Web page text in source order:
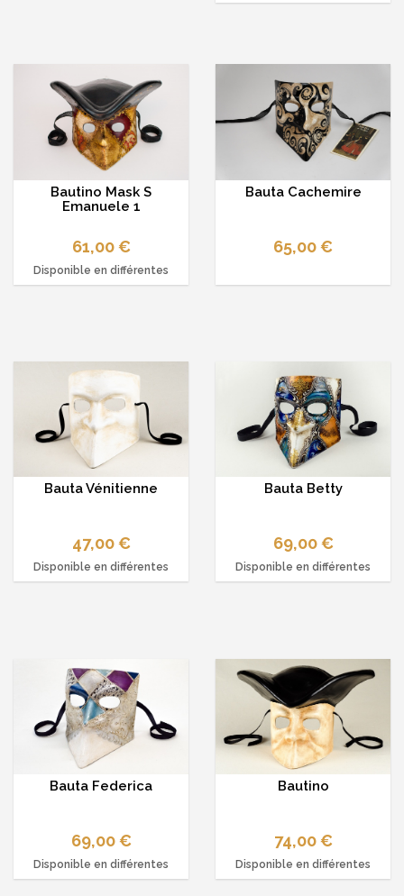
Bautino Mask S
Emanuele 1
61,00 €
Disponible en différentes
Bauta Cachemire
65,00 €
Bauta Vénitienne
47,00 €
Disponible en différentes
Bauta Betty
69,00 €
Disponible en différentes
Bauta Federica
69,00 €
Disponible en différentes
Bautino
74,00 €
Disponible en différentes